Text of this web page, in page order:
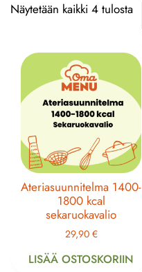
Näytetään kaikki 4 tulosta
Ateriasuunnitelma 1400-
1800 kcal
sekaruokavalio
29,90 €
LISÄÄ OSTOSKORIIN